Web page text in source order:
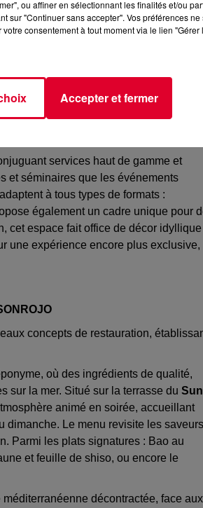
services haut de gamme et
et séminaires que les événements
à tous types de formats :
également un cadre unique pour
cet espace fait office de décor idyllique
une expérience encore plus exclusive,
concepts de restauration,
où des ingrédients de qualité,
sur la mer. Situé sur la terrasse du
animé en soirée, accueillant
dimanche. Le menu revisite les saveurs
Parmi les plats signatures : Bao au
et feuille de shiso, ou encore le
décontractée, face aux
ou affiner en sélectionnant les finalités et/ou
sur "Continuer sans accepter". Vos préférences
consentement à tout moment via le lien
Accepter et fermer